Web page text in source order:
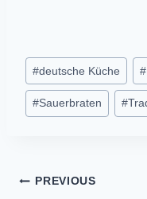
Post
Tags:
#deutsche Küche #
#Sauerbraten #
Post
PREVIOUS